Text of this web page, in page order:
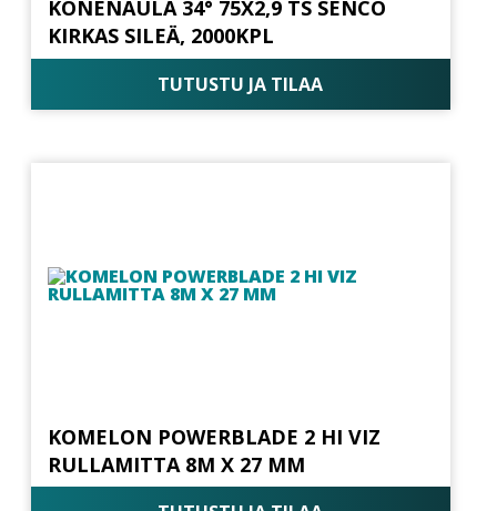
KONENAULA 34° 75X2,9 TS SENCO
KIRKAS SILEÄ, 2000KPL
TUTUSTU JA TILAA
KOMELON POWERBLADE 2 HI VIZ
RULLAMITTA 8M X 27 MM